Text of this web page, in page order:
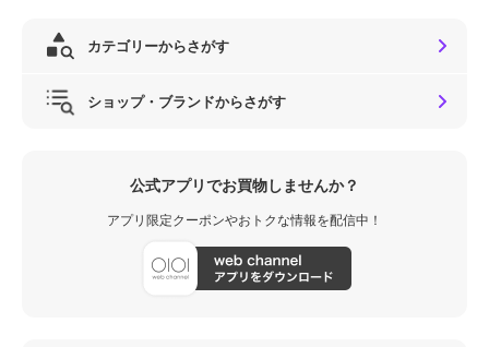
カテゴリーからさがす
ショップ・ブランドからさがす
公式アプリでお買物しませんか？
アプリ限定クーポンやおトクな情報を配信中！